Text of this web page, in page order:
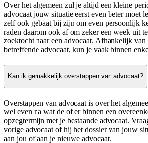
Over het algemeen zul je altijd een kleine
advocaat jouw situatie eerst even beter moet
zelf ook gebaat bij zijn om even persoonlijk
raden daarom ook af om zeker een week uit
zoektocht naar een advocaat. Afhankelijk
betreffende advocaat, kun je vaak binnen
Kan ik gemakkelijk overstappen van advocaat?
Overstappen van advocaat is over het
wel even na wat de of er binnen een
opzegtermijn met je bestaande advocaat.
vorige advocaat of hij het dossier van jouw
aan jou of aan je nieuwe advocaat.